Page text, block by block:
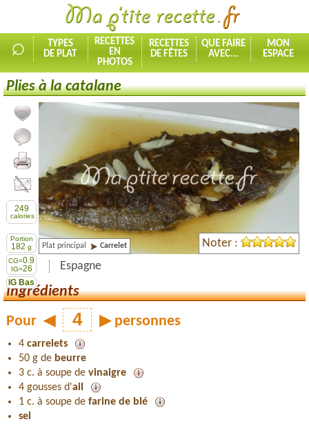
⌕
TYPES
DE PLAT
RECETTES
EN
PHOTOS
RECETTES
DE FÊTES
QUE FAIRE
AVEC...
MON
ESPACE
Plies à la catalane
Ajouter la recette à mes favorites
Commenter, noter la recette
Imprimer la recette
Partager cette recette
249
calories
Portion
182 g
CG=0.9
IG=26
IG Bas
Plat principal Carrelet
Espagne
Noter :
Ingrédients
Pour ◀ ▶ personnes
4 carrelets
50 g de beurre
3 c. à soupe de vinaigre
4 gousses d'ail
1 c. à soupe de farine de blé
sel